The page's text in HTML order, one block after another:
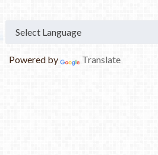
Powered by Translate